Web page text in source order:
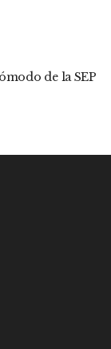
de la SEP